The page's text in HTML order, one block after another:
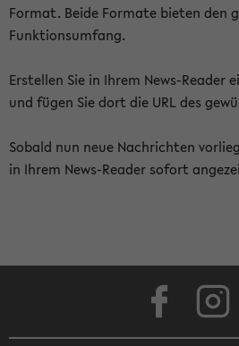
Format. Beide Formate bieten den
Funktionsumfang.
Erstellen Sie in Ihrem News-Reader
und fügen Sie dort die URL des
Sobald nun neue Nachrichten
in Ihrem News-Reader sofort